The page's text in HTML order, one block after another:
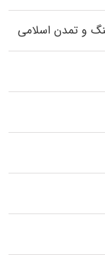
و تمدن اسلامی